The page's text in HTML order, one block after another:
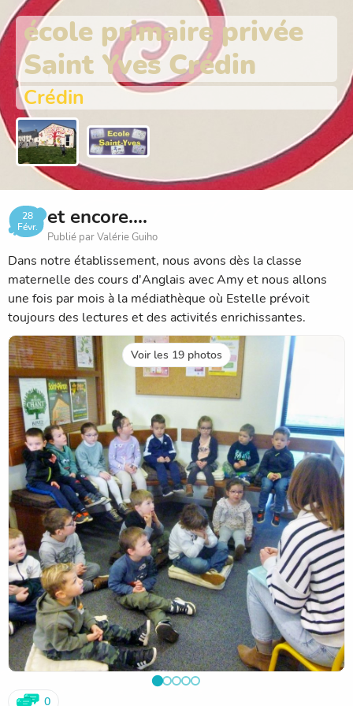
école primaire privée
Saint Yves Crédin
Crédin
28
Févr.
et encore....
Publié par Valérie Guiho
Dans notre établissement, nous avons dès la classe
maternelle des cours d'Anglais avec Amy et nous allons
une fois par mois à la médiathèque où Estelle prévoit
toujours des lectures et des activités enrichissantes.
Voir les 19 photos
0